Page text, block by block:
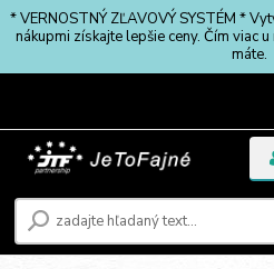
* VERNOSTNÝ ZĽAVOVÝ SYSTÉM *
nákupmi získajte lepšie ceny. Čím viac
máte.